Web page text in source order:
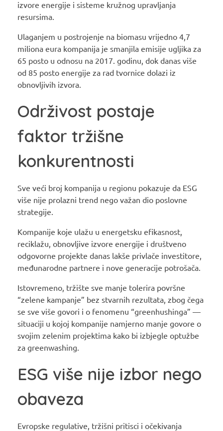
izvore energije i sisteme kružnog upravljanja
resursima.
Ulaganjem u postrojenje na biomasu vrijedno 4,7
miliona eura kompanija je smanjila emisije ugljika za
65 posto u odnosu na 2017. godinu, dok danas više
od 85 posto energije za rad tvornice dolazi iz
obnovljivih izvora.
Održivost postaje
faktor tržišne
konkurentnosti
Sve veći broj kompanija u regionu pokazuje da ESG
više nije prolazni trend nego važan dio poslovne
strategije.
Kompanije koje ulažu u energetsku efikasnost,
reciklažu, obnovljive izvore energije i društveno
odgovorne projekte danas lakše privlače investitore,
međunarodne partnere i nove generacije potrošača.
Istovremeno, tržište sve manje tolerira površne
“zelene kampanje” bez stvarnih rezultata, zbog čega
se sve više govori i o fenomenu “greenhushinga” —
situaciji u kojoj kompanije namjerno manje govore o
svojim zelenim projektima kako bi izbjegle optužbe
za greenwashing.
ESG više nije izbor nego
obaveza
Evropske regulative, tržišni pritisci i očekivanja